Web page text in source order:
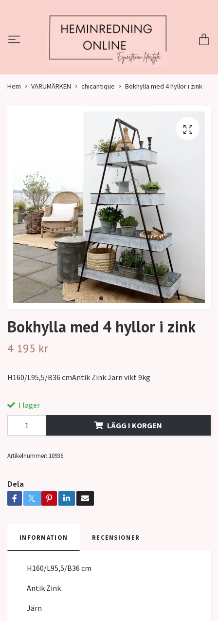
Hem VARUMÄRKEN chicantique Bokhylla med 4 hyllor i zink
Bokhylla med 4 hyllor i zink
4 195 kr
H160/L95,5/B36 cmAntik Zink Järn vikt 9kg
I lager
LÄGG I KORGEN
Artikelnummer: 10936
Dela
INFORMATION RECENSIONER
H160/L95,5/B36 cm
Antik Zink
Järn